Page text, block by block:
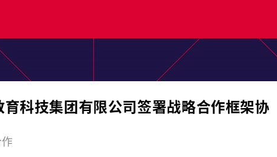
科技集团有限公司签署战略合作框架协